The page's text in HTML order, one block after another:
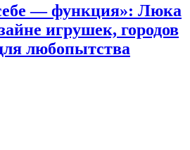
— функция»: Люка
игрушек, городов
любопытства